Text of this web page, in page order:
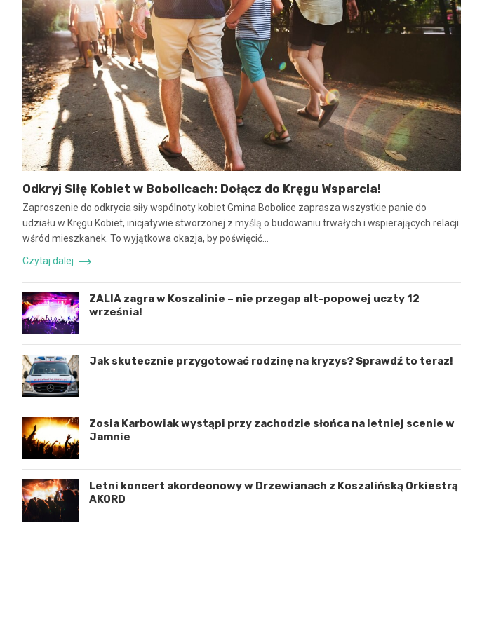
Odkryj Siłę Kobiet w Bobolicach: Dołącz do Kręgu Wsparcia!
Zaproszenie do odkrycia siły wspólnoty kobiet Gmina Bobolice zaprasza wszystkie panie do
udziału w Kręgu Kobiet, inicjatywie stworzonej z myślą o budowaniu trwałych i wspierających relacji
wśród mieszkanek. To wyjątkowa okazja, by poświęcić…
Czytaj dalej
ZALIA zagra w Koszalinie – nie przegap alt-popowej uczty 12
września!
Jak skutecznie przygotować rodzinę na kryzys? Sprawdź to teraz!
Zosia Karbowiak wystąpi przy zachodzie słońca na letniej scenie w
Jamnie
Letni koncert akordeonowy w Drzewianach z Koszalińską Orkiestrą
AKORD